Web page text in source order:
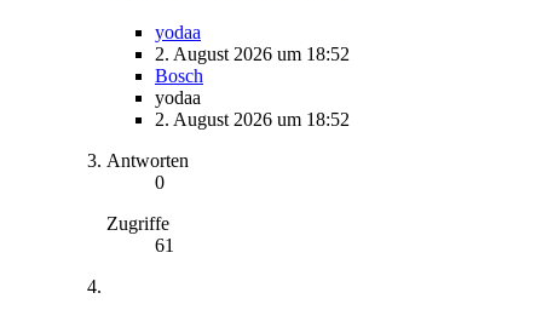
yodaa
2. August 2026 um 18:52
Bosch
yodaa
2. August 2026 um 18:52
Antworten
0
Zugriffe
61